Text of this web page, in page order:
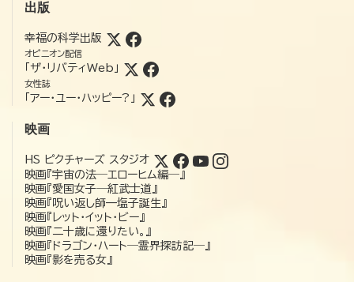
出版
幸福の科学出版
オピニオン配信
「ザ・リバティWeb」
女性誌
「アー・ユー・ハッピー?」
映画
HS ピクチャーズ スタジオ
映画『宇宙の法―エローヒム編―』
映画『愛国女子―紅武士道』
映画『呪い返し師—塩子誕生』
映画『レット・イット・ビー』
映画『二十歳に還りたい。』
映画『ドラゴン・ハート―霊界探訪記―』
映画『影を売る女』